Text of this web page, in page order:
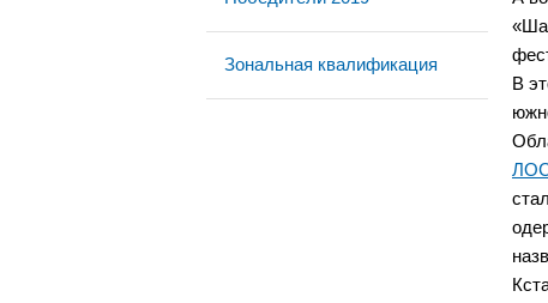
Зональная квалификация
В